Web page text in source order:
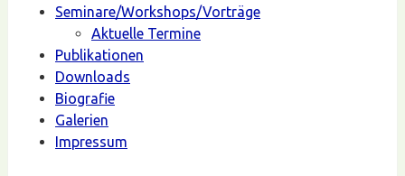
Seminare/Workshops/Vorträge
Aktuelle Termine
Publikationen
Downloads
Biografie
Galerien
Impressum